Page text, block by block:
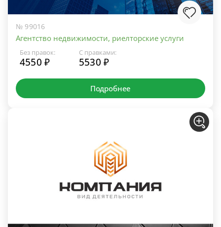
№ 99016
Агентство недвижимости, риелторские услуги
Без правок:
4550 ₽
С правками:
5530 ₽
Подробнее